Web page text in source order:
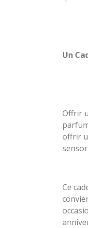
Un
Offrir
offrir
Ce